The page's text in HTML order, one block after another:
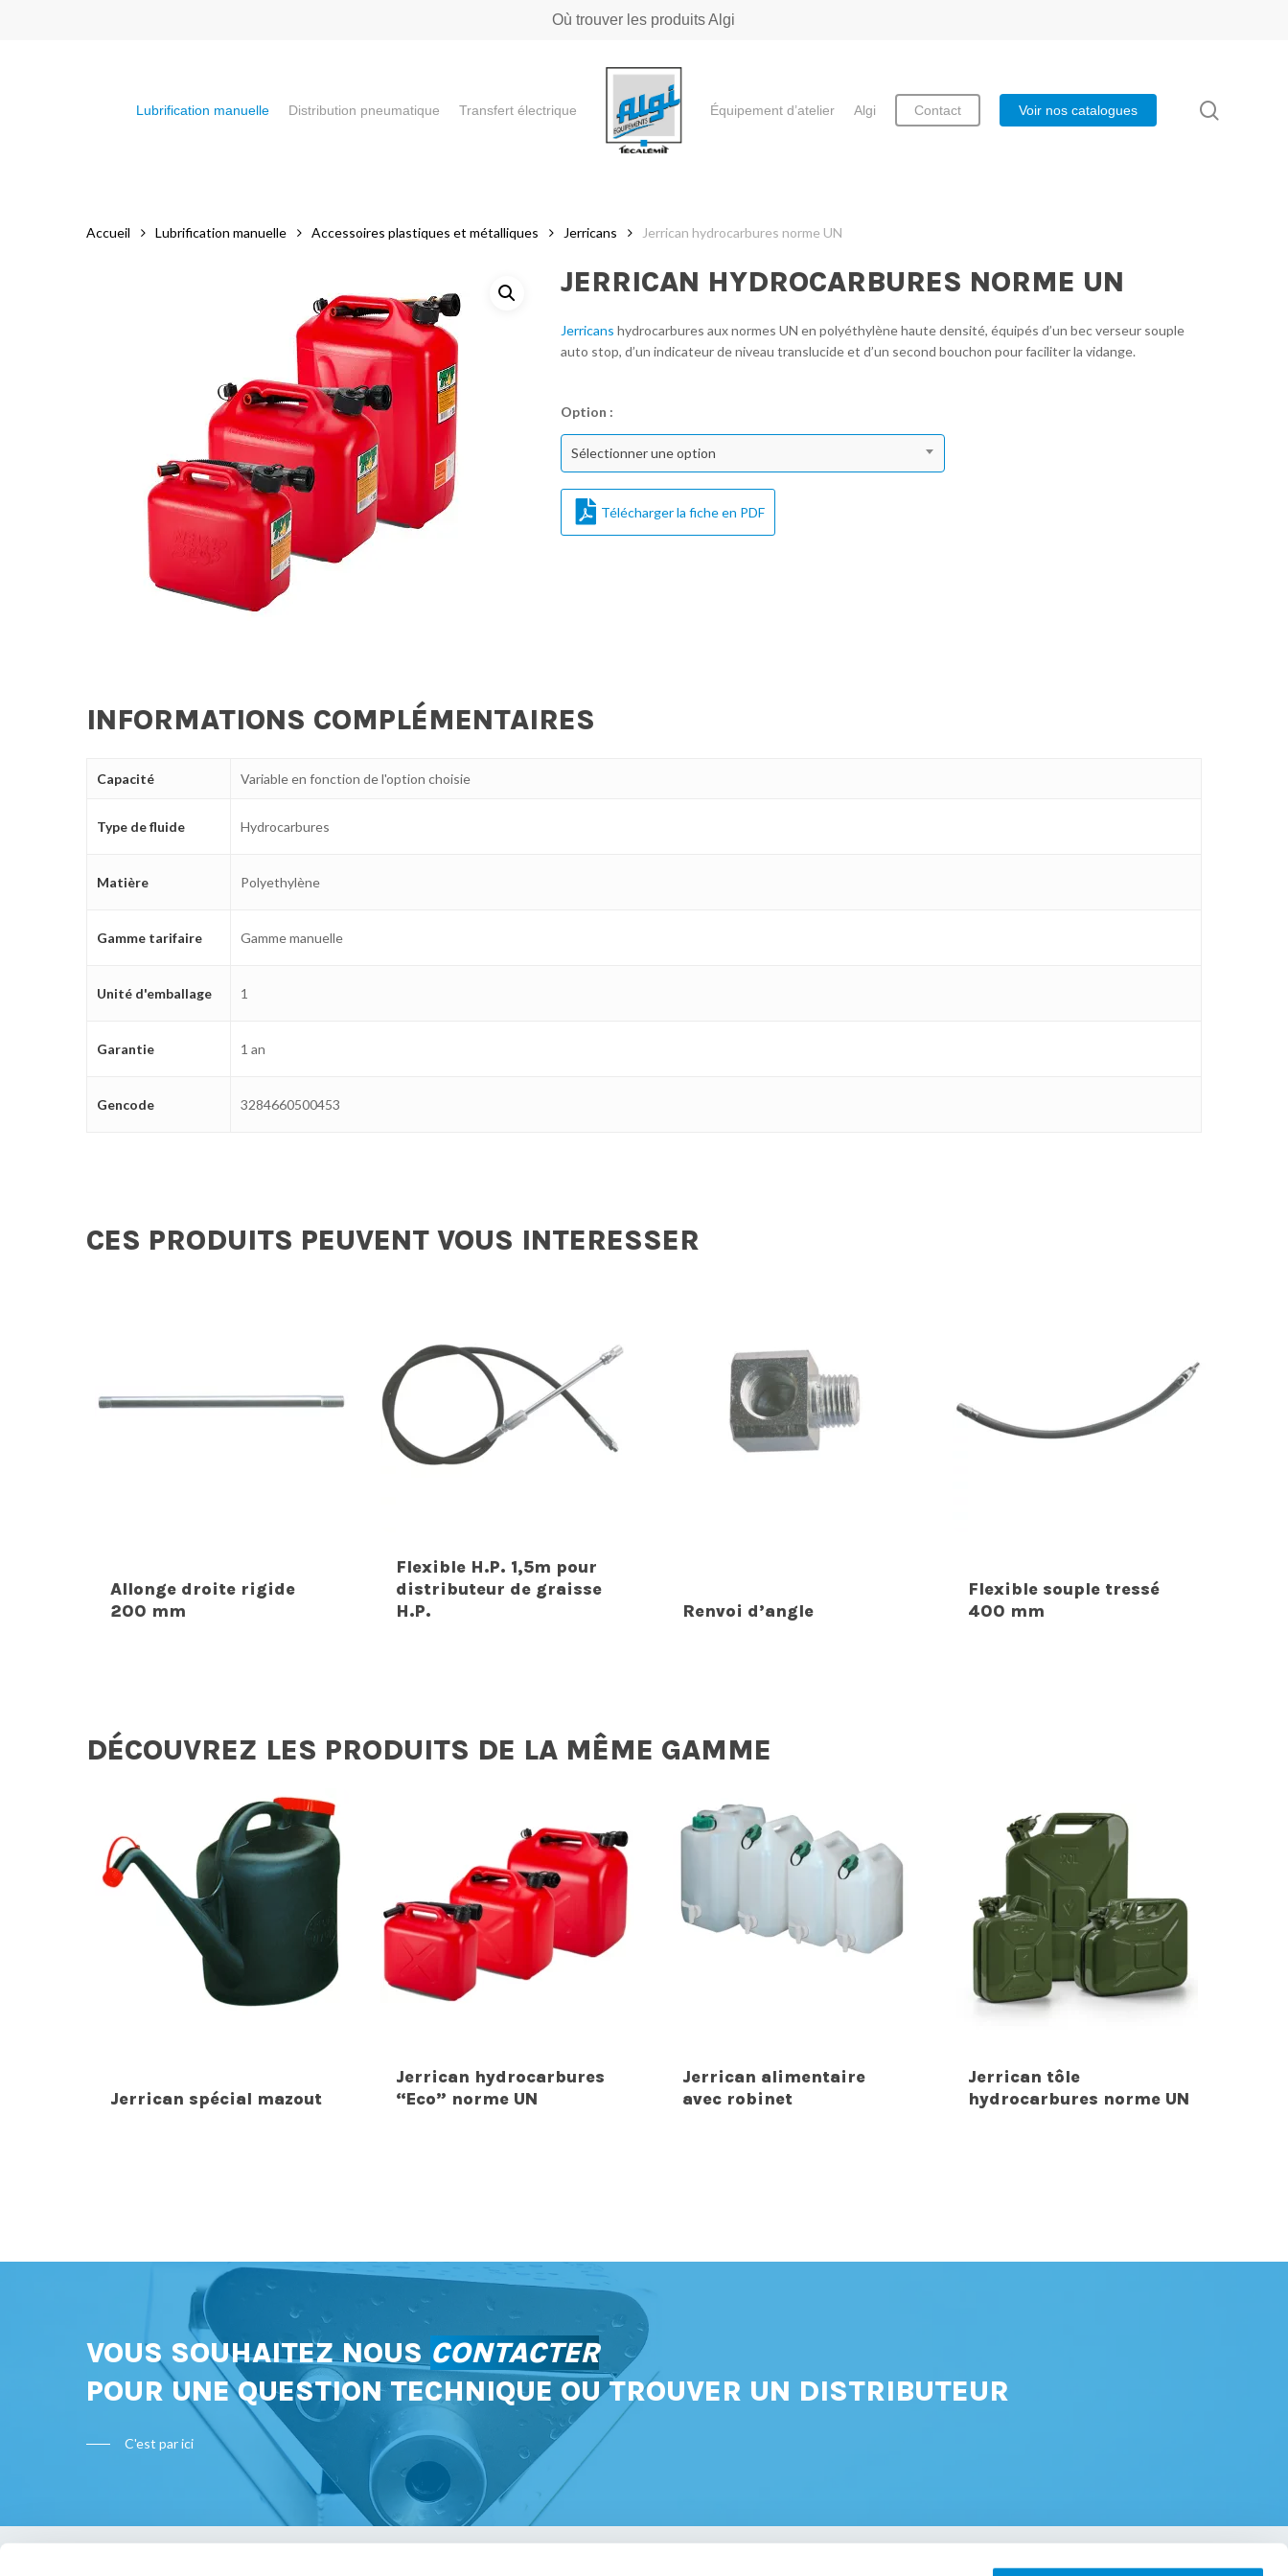
Où trouver les produits Algi
Lubrification manuelle Distribution pneumatique Transfert électrique Équipement d’atelier Algi Contact Voir nos catalogues
Accueil Lubrification manuelle Accessoires plastiques et métalliques Jerricans Jerrican hydrocarbures norme UN
JERRICAN HYDROCARBURES NORME UN
Jerricans hydrocarbures aux normes UN en polyéthylène haute densité, équipés d’un bec verseur souple
auto stop, d’un indicateur de niveau translucide et d’un second bouchon pour faciliter la vidange.
Option :
Sélectionner une option
Télécharger la fiche en PDF
INFORMATIONS COMPLÉMENTAIRES
Capacité Variable en fonction de l'option choisie
Type de fluide Hydrocarbures
Matière Polyethylène
Gamme tarifaire Gamme manuelle
Unité d'emballage 1
Garantie 1 an
Gencode 3284660500453
CES PRODUITS PEUVENT VOUS INTERESSER
Allonge droite rigide
200 mm
Flexible H.P. 1,5m pour
distributeur de graisse
H.P.
Renvoi d’angle
Flexible souple tressé
400 mm
DÉCOUVREZ LES PRODUITS DE LA MÊME GAMME
Jerrican spécial mazout
Jerrican hydrocarbures
“Eco” norme UN
Jerrican alimentaire
avec robinet
Jerrican tôle
hydrocarbures norme UN
VOUS SOUHAITEZ NOUS CONTACTER
POUR UNE QUESTION TECHNIQUE OU TROUVER UN DISTRIBUTEUR
C'est par ici